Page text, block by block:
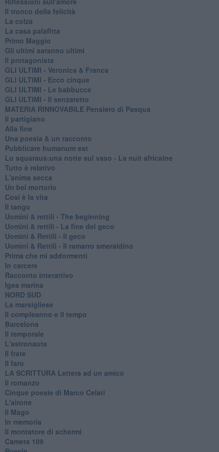
Il tronco della felicità
La colza
La casa palafitta
Primo Maggio
Gli ultimi saranno ultimi
Il protagonista
GLI ULTIMI - Veronica & Franca
GLI ULTIMI - Ecco cinque
GLI ULTIMI - Le babbucce
GLI ULTIMI - Il senzatetto
MATERIA RINNOVABILE Pensiero di Pasqua
Il partigiano
Alla fine
Una poesia & un racconto
Pubblicare humanum est
Lo squaraus:una notte sul vaso - La nuit africaine
Tutto è relativo
L'anima secca
Un bel mortorio
Cosi è la vita
Il tango
​Uomini & rettili - The beginning
​Uomini & rettili - La fine del geco
Uomini & Rettili - Il geco
Uomini & Rettili - Il ramarro smeraldino
Prima che mi addormenti
In carcere
Racconto interattivo
Igea marina
​NORD SUD
La marsigliese
Il compleanno e il tempo
Barcelona
Il temporale
L'astronauta
Il frate
Il faro
​LA SCRITTURA Lettera ad un amico
Il romanzo
Cinque poesie di Marco Celati
L'airone
Il Mago
In memoria
Il montatore di schermi
Camera 109